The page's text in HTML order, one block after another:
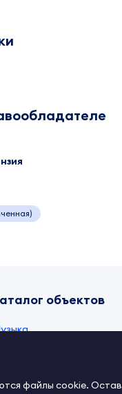
объектов
файлы cookie.